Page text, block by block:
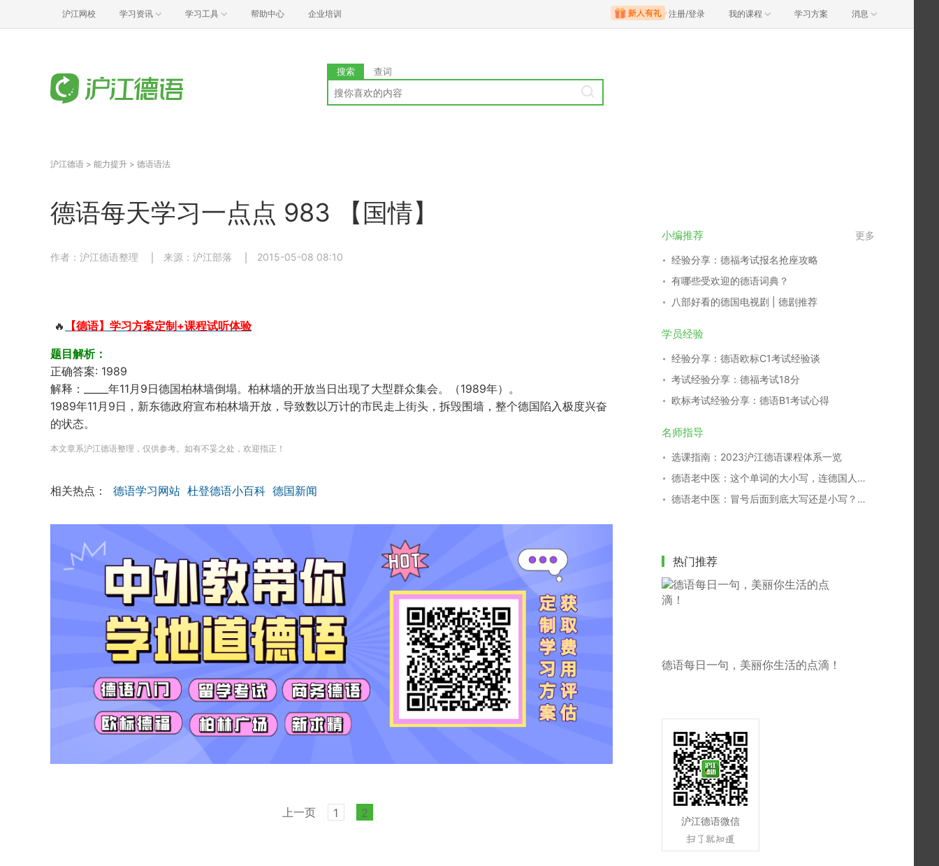
沪江网校 学习资讯 学习工具 帮助中心 企业培训 注册/登录 我的课程 学习方案 消息
搜索 查词
沪江德语 > 能力提升 > 德语语法
德语每天学习一点点 983 【国情】
作者：沪江德语整理 来源：沪江部落 2015-05-08 08:10
🔥
【德语】学习方案定制+课程试听体验
题目解析：
正确答案: 1989
解释：_____年11月9日德国柏林墙倒塌。柏林墙的开放当日出现了大型群众集会。（1989年）。
1989年11月9日，新东德政府宣布柏林墙开放，导致数以万计的市民走上街头，拆毁围墙，整个德国陷入极度兴奋
的状态。
本文章系沪江德语整理，仅供参考。如有不妥之处，欢迎指正！
相关热点： 德语学习网站 杜登德语小百科 德国新闻
上一页 1 2
小编推荐 更多
经验分享：德福考试报名抢座攻略
有哪些受欢迎的德语词典？
八部好看的德国电视剧 | 德剧推荐
学员经验
经验分享：德语欧标C1考试经验谈
考试经验分享：德福考试18分
欧标考试经验分享：德语B1考试心得
名师指导
选课指南：2023沪江德语课程体系一览
德语老中医：这个单词的大小写，连德国人都搞不清！
德语老中医：冒号后面到底大写还是小写？别再傻傻分不清！
热门推荐
德语每日一句，美丽你生活的点滴！
沪江德语微信